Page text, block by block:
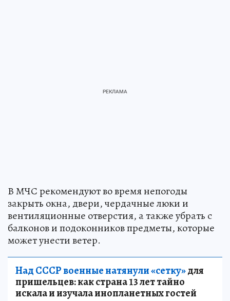
В МЧС рекомендуют во время непогоды
закрыть окна, двери, чердачные люки и
вентиляционные отверстия, а также убрать с
балконов и подоконников предметы, которые
может унести ветер.
Над СССР военные натянули «сетку»для
пришельцев: как страна 13 лет тайно
искала и изучала инопланетных гостей